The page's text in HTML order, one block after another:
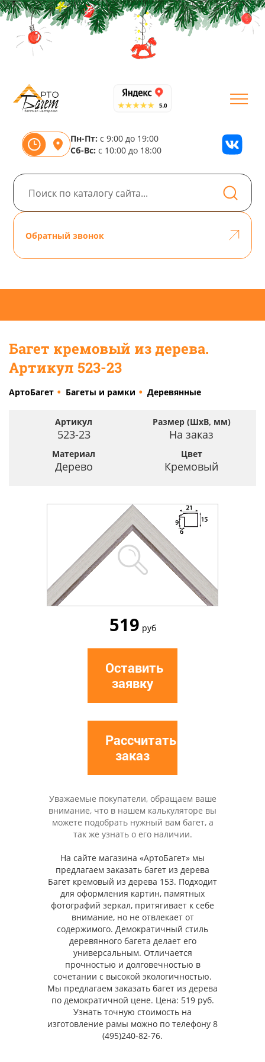
Пн-Пт: с 9:00 до 19:00
Сб-Вс: с 10:00 до 18:00
Обратный звонок
Багет кремовый из дерева.
Артикул 523-23
АртоБагет Багеты и рамки Деревянные
Артикул
523-23
Размер (ШхВ, мм)
На заказ
Материал
Дерево
Цвет
Кремовый
519 руб
Оставить
заявку
Рассчитать
заказ
Уважаемые покупатели, обращаем ваше
внимание, что в нашем калькуляторе вы
можете подобрать нужный вам багет, а
так же узнать о его наличии.
На сайте магазина «АртоБагет» мы
предлагаем заказать багет из дерева
Багет кремовый из дерева 153. Подходит
для оформления картин, памятных
фотографий зеркал, притягивает к себе
внимание, но не отвлекает от
содержимого. Демократичный стиль
деревянного багета делает его
универсальным. Отличается
прочностью и долговечностью в
сочетании с высокой экологичностью.
Мы предлагаем заказать багет из дерева
по демократичной цене. Цена: 519 руб.
Узнать точную стоимость на
изготовление рамы можно по телефону 8
(495)240-82-76.